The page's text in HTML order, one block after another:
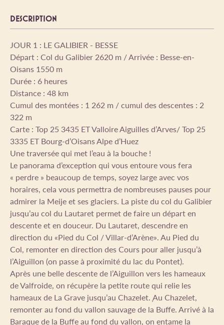
DESCRIPTION
JOUR 1 : LE GALIBIER - BESSE
Départ : Col du Galibier 2620 m / Arrivée : Besse-en-
Oisans 1550 m
Durée : 6 heures
Distance : 48 km
Cumul des montées : 1 262 m / cumul des descentes : 2
322 m
Carte : Top 25 3435 ET Valloire Aiguilles d’Arves/ Top 25
3335 ET Bourg-d’Oisans Alpe d’Huez
Une traversée qui met l’eau à la bouche !
Le panorama d’exception qui vous entoure vous fera
« perdre » beaucoup de temps, soyez large avec vos
horaires, cela vous permettra de nombreuses pauses pour
admirer la Meije et ses glaciers. La piste du col du Galibier
jusqu’au col du Lautaret permet de faire un départ en
descente et en douceur. Du Lautaret, descendre en
direction du «Pied du Col / Villar-d’Arène». Au Pied du
Col, remonter en direction des Cours pour aller jusqu’à
l’Aiguillon (on passe à proximité du lac du Pontet).
Après une belle descente de l’Aiguillon vers les hameaux
de Valfroide, on récupère la petite route qui relie les
hameaux de La Grave jusqu’au Chazelet. ͕Au Chazelet,
remonter au fond du vallon sauvage de la Buffe. Arrivé à la
Baraque de la Buffe au fond du vallon, on entame la